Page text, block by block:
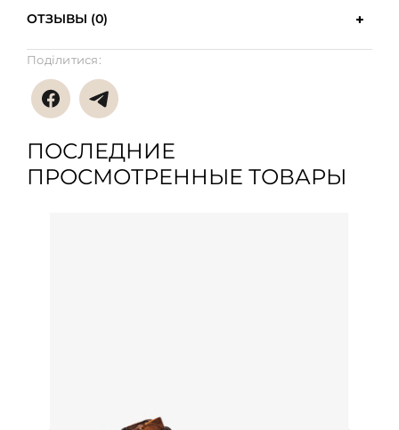
ОТЗЫВЫ (0)
Поділитися:
ПОСЛЕДНИЕ
ПРОСМОТРЕННЫЕ ТОВАРЫ